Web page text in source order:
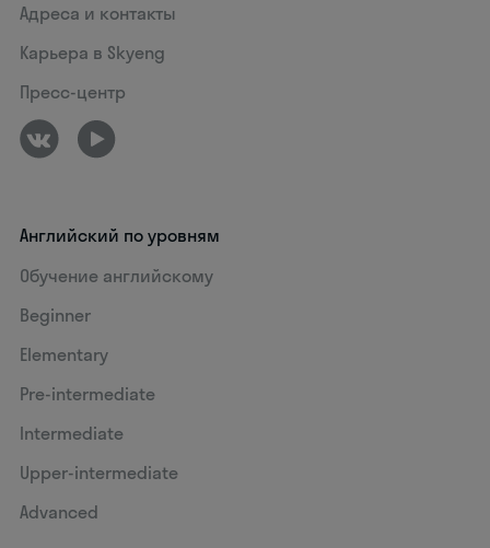
Адреса и контакты
Карьера в Skyeng
Пресс-центр
Английский по уровням
Обучение английскому
Beginner
Elementary
Pre-intermediate
Intermediate
Upper-intermediate
Advanced